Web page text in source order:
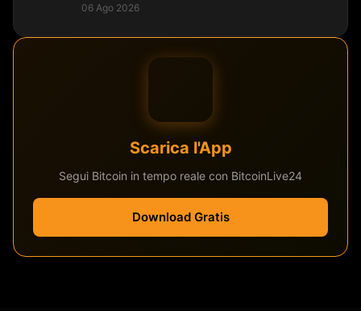
06 Ago 2026
Scarica l'App
Segui Bitcoin in tempo reale con BitcoinLive24
Download Gratis